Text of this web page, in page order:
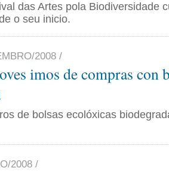
das Artes pola Biodiversidade
o seu inicio.
2008 /
imos de compras con
de bolsas ecolóxicas
2008 /